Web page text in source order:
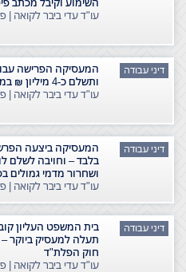
השימוע וקיבל מכתב
עו"ד עדי ביבר לקואה |
דיני עבודה
המעסיקה הפרישה
ותשלם כ-4 מיליון ₪ במסגרת תובענה ייצוגית
עו"ד עדי ביבר לקואה |
דיני עבודה
המעסיקה ביצעה
בלבד – וחויבה לשלם
ושחרור מדמי גמולים בסך של
עו"ד עדי ביבר לקואה |
דיני עבודה
בית המשפט העליון
תעלה למעסיק ביוקר –
חוק הפלת"ד
עו"ד עדי ביבר לקואה |